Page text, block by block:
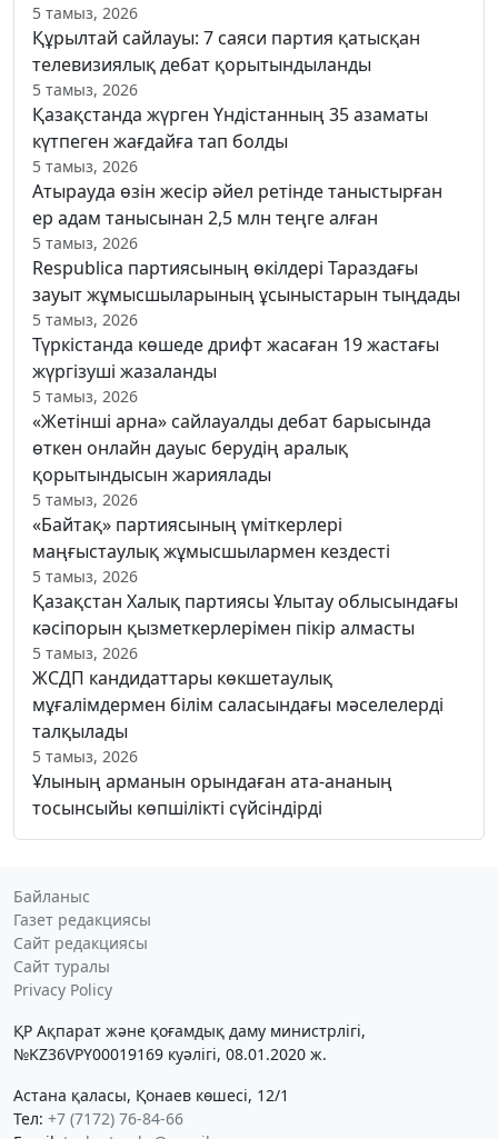
5 тамыз, 2026
Құрылтай сайлауы: 7 саяси партия қатысқан
телевизиялық дебат қорытындыланды
5 тамыз, 2026
Қазақстанда жүрген Үндістанның 35 азаматы
күтпеген жағдайға тап болды
5 тамыз, 2026
Атырауда өзін жесір әйел ретінде таныстырған
ер адам танысынан 2,5 млн теңге алған
5 тамыз, 2026
Respublica партиясының өкілдері Тараздағы
зауыт жұмысшыларының ұсыныстарын тыңдады
5 тамыз, 2026
Түркістанда көшеде дрифт жасаған 19 жастағы
жүргізуші жазаланды
5 тамыз, 2026
«Жетінші арна» сайлауалды дебат барысында
өткен онлайн дауыс берудің аралық
қорытындысын жариялады
5 тамыз, 2026
«Байтақ» партиясының үміткерлері
маңғыстаулық жұмысшылармен кездесті
5 тамыз, 2026
Қазақстан Халық партиясы Ұлытау облысындағы
кәсіпорын қызметкерлерімен пікір алмасты
5 тамыз, 2026
ЖСДП кандидаттары көкшетаулық
мұғалімдермен білім саласындағы мәселелерді
талқылады
5 тамыз, 2026
Ұлының арманын орындаған ата-ананың
тосынсыйы көпшілікті сүйсіндірді
Байланыс
Газет редакциясы
Сайт редакциясы
Сайт туралы
Privacy Policy
ҚР Ақпарат және қоғамдық даму министрлігі,
№KZ36VPY00019169 куәлігі, 08.01.2020 ж.
Астана қаласы, Қонаев көшесі, 12/1
Тел: +7 (7172) 76-84-66